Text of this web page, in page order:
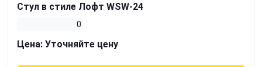
Стул в стиле Лофт WSW-24
0
Цена: Уточняйте цену